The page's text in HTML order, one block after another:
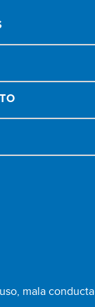
mala conducta